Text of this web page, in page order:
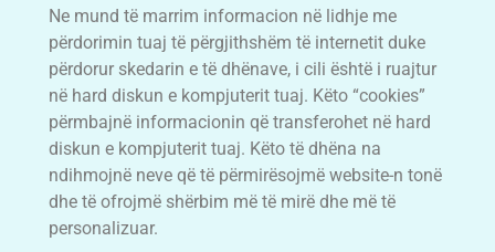
Ne mund të marrim informacion në lidhje me
përdorimin tuaj të përgjithshëm të internetit duke
përdorur skedarin e të dhënave, i cili është i ruajtur
në hard diskun e kompjuterit tuaj. Këto “cookies”
përmbajnë informacionin që transferohet në hard
diskun e kompjuterit tuaj. Këto të dhëna na
ndihmojnë neve që të përmirësojmë website-n tonë
dhe të ofrojmë shërbim më të mirë dhe më të
personalizuar.